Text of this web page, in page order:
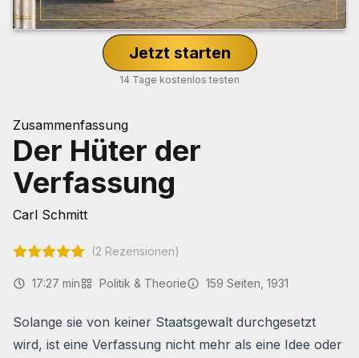
Zusammenfassung
Der Hüter der
Verfassung
Carl Schmitt
(2 Rezensionen)
17:27 min Politik & Theorie 159 Seiten , 1931
Solange sie von keiner Staatsgewalt durchgesetzt
wird, ist eine Verfassung nicht mehr als eine Idee oder
Jetzt starten
14 Tage kostenlos testen